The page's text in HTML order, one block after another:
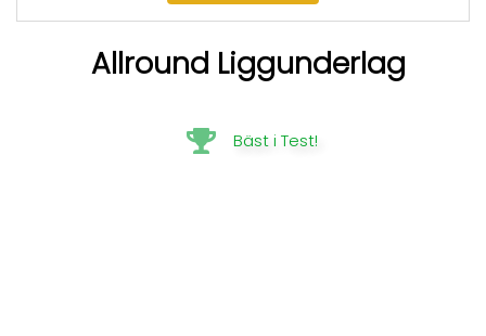
Allround Liggunderlag
Bäst i Test!